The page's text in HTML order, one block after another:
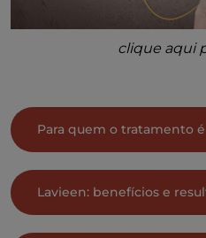
clique aqui
Para quem o tratamento
Lavieen: benefícios e